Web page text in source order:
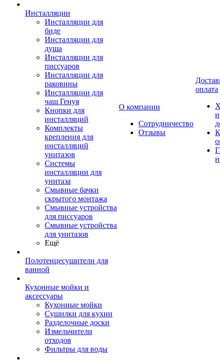
Инсталляции
Инсталляции для
биде
Инсталляции для
душа
Инсталляции для
писсуаров
Инсталляции для
раковины
Инсталляции для
чаш Генуя
Кнопки для
инсталляций
Комплекты
крепления для
инсталляций
унитазов
Системы
инсталляции для
унитаза
Смывные бачки
скрытого монтажа
Смывные устройства
для писсуаров
Смывные устройства
для унитазов
Ещё
Полотенцесушители для
ванной
Кухонные мойки и
аксессуары
Кухонные мойки
Сушилки для кухни
Разделочные доски
Измельчители
отходов
Фильтры для воды
О компании
Сотрудничество
Отзывы
оплата
и